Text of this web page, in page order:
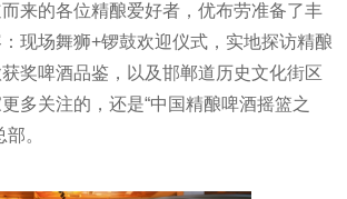
来的各位精酿爱好者，优布劳准备了丰
现场舞狮+锣鼓欢迎仪式，实地探访精酿
奖啤酒品鉴，以及邯郸道历史文化街区
多关注的，还是“中国精酿啤酒摇篮之
。